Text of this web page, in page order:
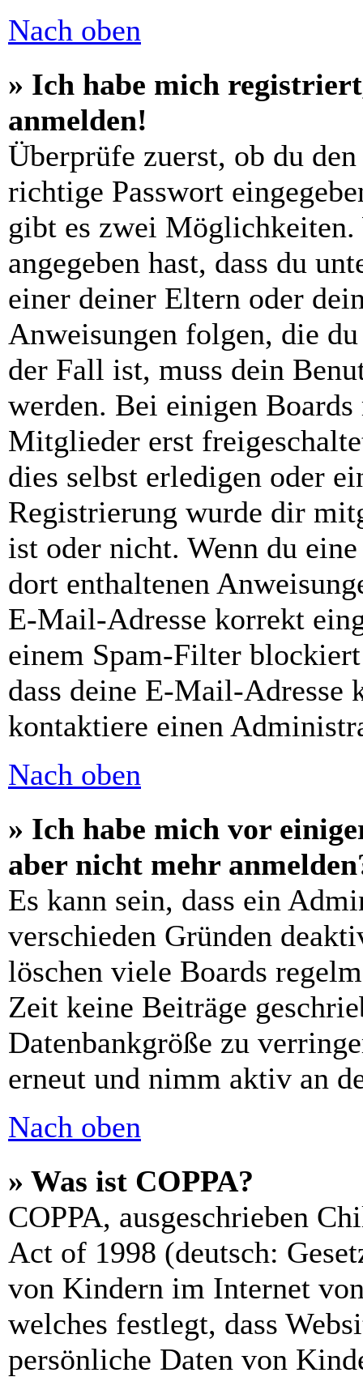
Nach oben
» Ich habe mich
anmelden!
Überprüfe zuerst, ob du
richtige Passwort
gibt es zwei
angegeben hast, dass du
einer deiner Eltern oder
Anweisungen folgen, die
der Fall ist, muss dein
werden. Bei einigen Boards
Mitglieder erst
dies selbst erledigen oder
Registrierung wurde dir
ist oder nicht. Wenn du
dort enthaltenen
E-Mail-Adresse korrekt
einem Spam-Filter
dass deine E-Mail-Adresse
kontaktiere einen
Nach oben
» Ich habe mich vor
aber nicht mehr
Es kann sein, dass ein
verschieden Gründen
löschen viele Boards
Zeit keine Beiträge
Datenbankgröße zu
erneut und nimm aktiv an
Nach oben
» Was ist COPPA?
COPPA, ausgeschrieben
Act of 1998 (deutsch:
von Kindern im Internet
welches festlegt, dass
persönliche Daten von